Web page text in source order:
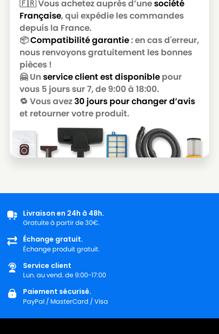
HOOVER
HOOVER TAT 2401
HOOVER
HOOVER TAT 2520
HOOVER
HOOVER TB 2283
HOOVER
HOOVER
HOOVER TELIOS (Série) T 4300 à T 5899
HOOVER
HOOVER TELIOS PLUS (Série) TE 80
HOOVER
HOOVER TELIOS PLUS 2400W
HOOVER
HOOVER TELIOS PLUS H60
HOOVER
HOOVER TFB 2112
HOOVER
HOOVER TFB 2242
HOOVER
HOOVER TP 6210 à TP 6216
HOOVER
HOOVER TS 1600 à TS 2399
HOOVER
HOOVER TS 2451011
HOOVER
HOOVER TSE 0100
HOOVER
HOOVER TSE 0105
🇫🇷 Vous achetez auprès d’unesociété
Française, qui expédie les commandes
depuis la France.
📦Compatibilité garantie: en cas d'erreur,
nous renvoyons gratuitement les bonnes
pièces !
🤗 Un service client est disponible pour
vous 5 jours sur 7, de 9:00 à 18:00.
🔁 Vous avez30 jours pour changer d’avis
et retourner votre produit.
Livraison en 24h à 48h.
Gratuite à partir de 30€.
Échange gratuit.
Échange produit gratuit.
Service client
Lun. au vend. de 9:00-17:00
Paiement sécurisé.
PayPal / MasterCard / Visa